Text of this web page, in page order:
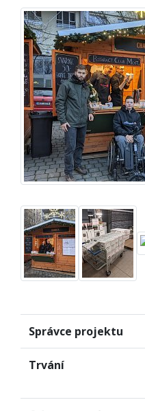
Správce projektu
Trvání